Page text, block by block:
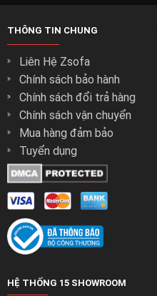
THÔNG TIN CHUNG
Liên Hệ Zsofa
Chính sách bảo hành
Chính sách đổi trả hàng
Chính sách vận chuyển
Mua hàng đảm bảo
Tuyển dụng
HỆ THỐNG 15 SHOWROOM